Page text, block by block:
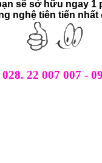
sẽ sở hữu ngay 1
nghệ tiên tiến nhất
028. 22 007 007 -